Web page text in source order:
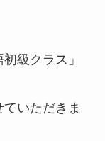
級クラス」
いただきま